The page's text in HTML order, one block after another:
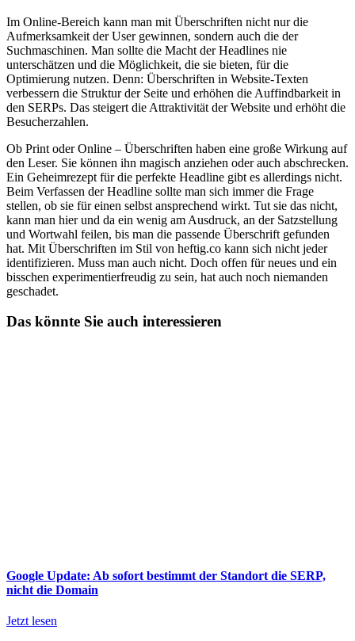
Im Online-Bereich kann man mit Überschriften nicht nur die
Aufmerksamkeit der User gewinnen, sondern auch die der
Suchmaschinen. Man sollte die Macht der Headlines nie
unterschätzen und die Möglichkeit, die sie bieten, für die
Optimierung nutzen. Denn: Überschriften in Website-Texten
verbessern die Struktur der Seite und erhöhen die Auffindbarkeit in
den SERPs. Das steigert die Attraktivität der Website und erhöht die
Besucherzahlen.
Ob Print oder Online – Überschriften haben eine große Wirkung auf
den Leser. Sie können ihn magisch anziehen oder auch abschrecken.
Ein Geheimrezept für die perfekte Headline gibt es allerdings nicht.
Beim Verfassen der Headline sollte man sich immer die Frage
stellen, ob sie für einen selbst ansprechend wirkt. Tut sie das nicht,
kann man hier und da ein wenig am Ausdruck, an der Satzstellung
und Wortwahl feilen, bis man die passende Überschrift gefunden
hat. Mit Überschriften im Stil von heftig.co kann sich nicht jeder
identifizieren. Muss man auch nicht. Doch offen für neues und ein
bisschen experimentierfreudig zu sein, hat auch noch niemanden
geschadet.
Das könnte Sie auch interessieren
Google Update: Ab sofort bestimmt der Standort die SERP,
nicht die Domain
Jetzt lesen